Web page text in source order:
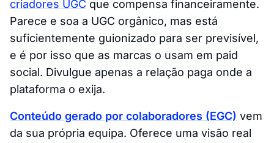
criadores UGC que compensa financeiramente.
Parece e soa a UGC orgânico, mas está
suficientemente guionizado para ser previsível,
e é por isso que as marcas o usam em paid
social. Divulgue apenas a relação paga onde a
plataforma o exija.
Conteúdo gerado por colaboradores (EGC) vem
da sua própria equipa. Oferece uma visão real